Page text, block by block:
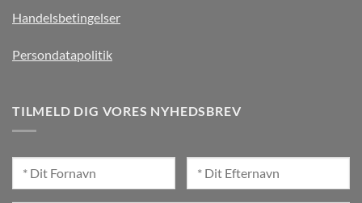
Handelsbetingelser
Persondatapolitik
TILMELD DIG VORES NYHEDSBREV